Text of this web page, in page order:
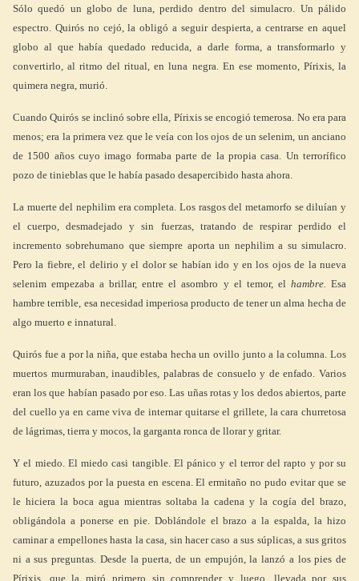
Sólo quedó un globo de luna, perdido dentro del simulacro. Un pálido
espectro. Quirós no cejó, la obligó a seguir despierta, a centrarse en aquel
globo al que había quedado reducida, a darle forma, a transformarlo y
convertirlo, al ritmo del ritual, en luna negra. En ese momento, Pírixis, la
quimera negra, murió.
Cuando Quirós se inclinó sobre ella, Pírixis se encogió temerosa. No era para
menos; era la primera vez que le veía con los ojos de un selenim, un anciano
de 1500 años cuyo imago formaba parte de la propia casa. Un terrorífico
pozo de tinieblas que le había pasado desapercibido hasta ahora.
La muerte del nephilim era completa. Los rasgos del metamorfo se diluían y
el cuerpo, desmadejado y sin fuerzas, tratando de respirar perdido el
incremento sobrehumano que siempre aporta un nephilim a su simulacro.
Pero la fiebre, el delirio y el dolor se habían ido y en los ojos de la nueva
selenim empezaba a brillar, entre el asombro y el temor, el hambre. Esa
hambre terrible, esa necesidad imperiosa producto de tener un alma hecha de
algo muerto e innatural.
Quirós fue a por la niña, que estaba hecha un ovillo junto a la columna. Los
muertos murmuraban, inaudibles, palabras de consuelo y de enfado. Varios
eran los que habían pasado por eso. Las uñas rotas y los dedos abiertos, parte
del cuello ya en carne viva de internar quitarse el grillete, la cara churretosa
de lágrimas, tierra y mocos, la garganta ronca de llorar y gritar.
Y el miedo. El miedo casi tangible. El pánico y el terror del rapto y por su
futuro, azuzados por la puesta en escena. El ermitaño no pudo evitar que se
le hiciera la boca agua mientras soltaba la cadena y la cogía del brazo,
obligándola a ponerse en pie. Doblándole el brazo a la espalda, la hizo
caminar a empellones hasta la casa, sin hacer caso a sus súplicas, a sus gritos
ni a sus preguntas. Desde la puerta, de un empujón, la lanzó a los pies de
Pírixis, que la miró primero sin comprender y luego, llevada por sus